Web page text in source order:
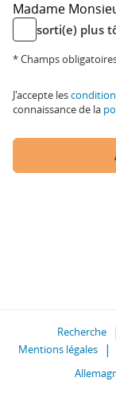
Madame
sorti(e) plus
* Champs
J'accepte les
connaissance de la
Recherche
Mentions légales